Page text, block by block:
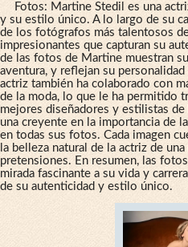
Fotos: Martine Stedil es una
y su estilo único. A lo largo de su
de los fotógrafos más talentosos
impresionantes que capturan su
de las fotos de Martine muestran
aventura, y reflejan su
actriz también ha colaborado con
de la moda, lo que le ha permitido
mejores diseñadores y estilistas
una creyente en la importancia de
en todas sus fotos. Cada imagen
la belleza natural de la actriz de
pretensiones. En resumen, las
mirada fascinante a su vida y
de su autenticidad y estilo único.